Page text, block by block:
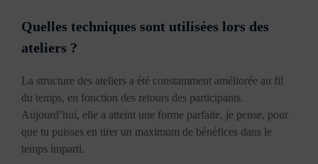
Quelles techniques sont utilisées lors des
ateliers ?
La structure des ateliers a été constamment améliorée au fil
du temps, en fonction des retours des participants.
Aujourd’hui, elle a atteint une forme parfaite, je pense, pour
que tu puisses en tirer un maximum de bénéfices dans le
temps imparti.